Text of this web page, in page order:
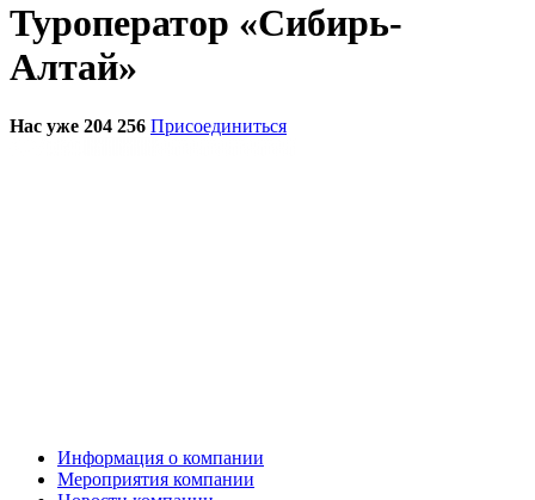
Туроператор «Сибирь-
Алтай»
Нас уже 204 256 Присоединиться
Информация о компании
Мероприятия компании